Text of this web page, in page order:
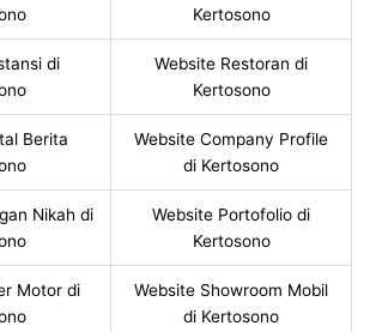
Kertosono
di
Website Restoran di
Kertosono
Berita
Website Company Profile
di Kertosono
Nikah di
Website Portofolio di
Kertosono
Motor di
Website Showroom Mobil
di Kertosono